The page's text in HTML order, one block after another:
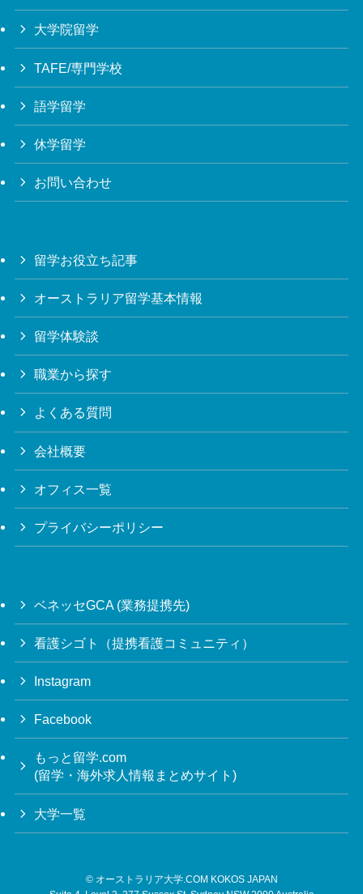
大学院留学
TAFE/専門学校
語学留学
休学留学
お問い合わせ
留学お役立ち記事
オーストラリア留学基本情報
留学体験談
職業から探す
よくある質問
会社概要
オフィス一覧
プライバシーポリシー
ベネッセGCA (業務提携先)
看護シゴト（提携看護コミュニティ）
Instagram
Facebook
もっと留学.com
(留学・海外求人情報まとめサイト)
大学一覧
©オーストラリア大学.COM KOKOS JAPAN